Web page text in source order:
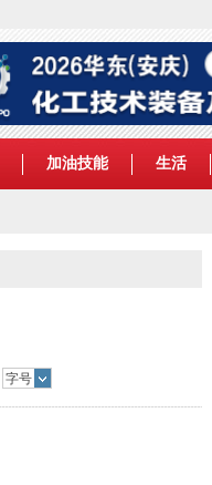
加油技能 生活
字号